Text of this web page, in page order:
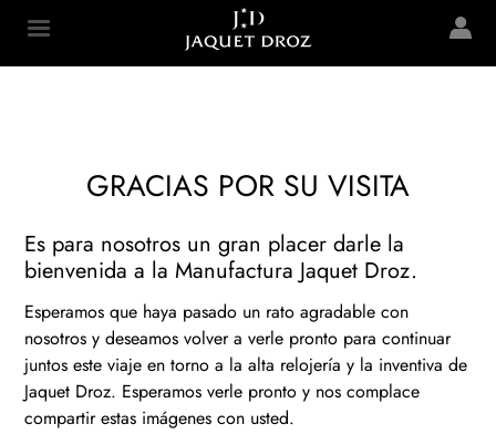
content
Jaquet Droz
GRACIAS POR SU VISITA
Es para nosotros un gran placer darle la
bienvenida a la Manufactura Jaquet Droz.
Esperamos que haya pasado un rato agradable con
nosotros y deseamos volver a verle pronto para continuar
juntos este viaje en torno a la alta relojería y la inventiva de
Jaquet Droz. Esperamos verle pronto y nos complace
compartir estas imágenes con usted.